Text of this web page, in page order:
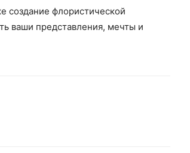
создание флористической
ваши представления, мечты и